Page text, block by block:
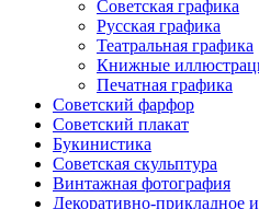
Советская графика
Русская графика
Театральная графика
Книжные
Печатная графика
Советский фарфор
Советский плакат
Букинистика
Советская скульптура
Винтажная фотография
Декоративно-прикладное